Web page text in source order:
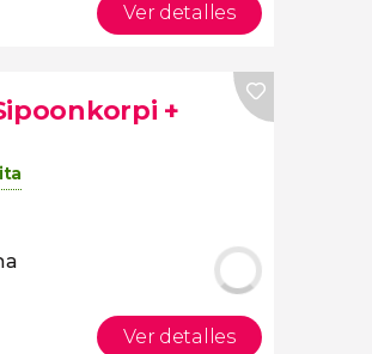
Ver detalles
+
Ver detalles